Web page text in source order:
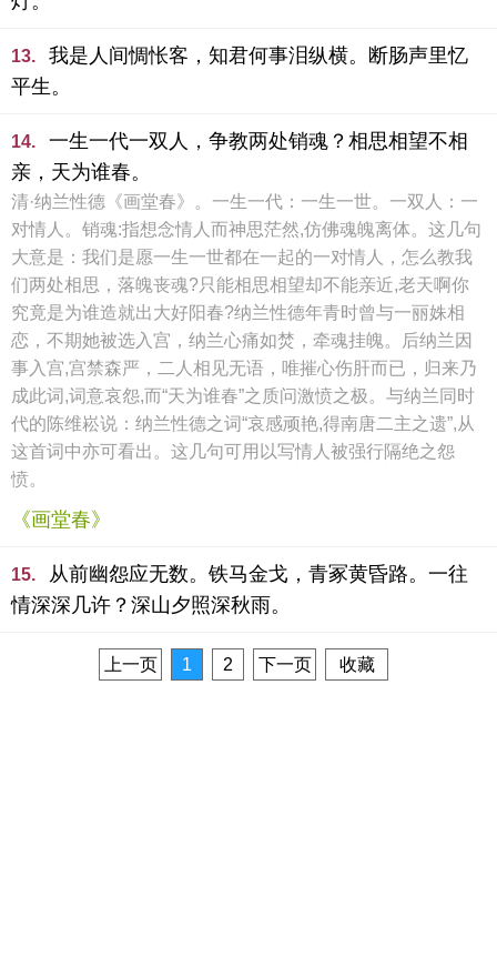
13.
我是人间惆怅客，知君何事泪纵横。断肠声里忆
平生。
14.
一生一代一双人，争教两处销魂？相思相望不相
亲，天为谁春。
清·纳兰性德《画堂春》。一生一代：一生一世。一双人：一
对情人。销魂:指想念情人而神思茫然,仿佛魂魄离体。这几句
大意是：我们是愿一生一世都在一起的一对情人，怎么教我
们两处相思，落魄丧魂?只能相思相望却不能亲近,老天啊你
究竟是为谁造就出大好阳春?纳兰性德年青时曾与一丽姝相
恋，不期她被选入宫，纳兰心痛如焚，牵魂挂魄。后纳兰因
事入宫,宫禁森严，二人相见无语，唯摧心伤肝而已，归来乃
成此词,词意哀怨,而“天为谁春”之质问激愤之极。与纳兰同时
代的陈维崧说：纳兰性德之词“哀感顽艳,得南唐二主之遗”,从
这首词中亦可看出。这几句可用以写情人被强行隔绝之怨
愤。
《画堂春》
15.
从前幽怨应无数。铁马金戈，青冢黄昏路。一往
情深深几许？深山夕照深秋雨。
上一页 1 2 下一页 收藏